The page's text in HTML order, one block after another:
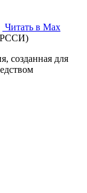
Читать в Max
созданная для